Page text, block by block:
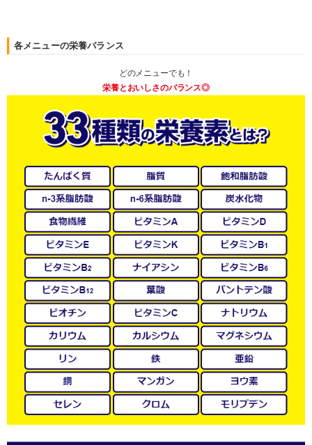
各メニューの栄養バランス
どのメニューでも！
栄養とおいしさのバランス◎